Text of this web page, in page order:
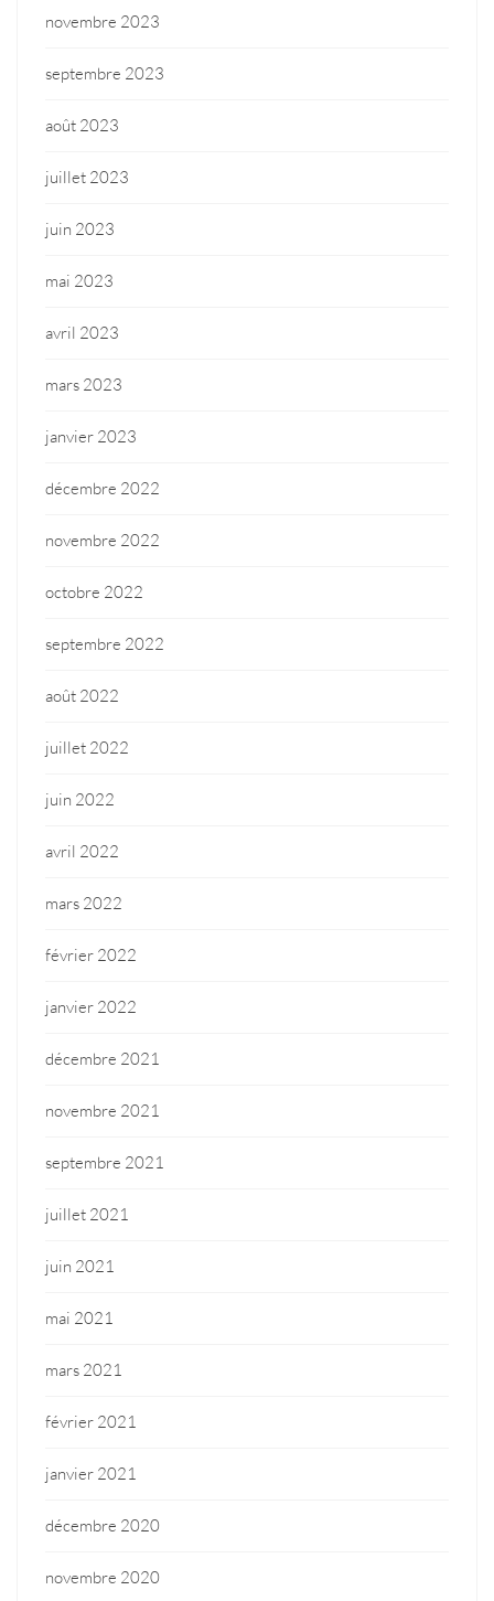
novembre 2023
septembre 2023
août 2023
juillet 2023
juin 2023
mai 2023
avril 2023
mars 2023
janvier 2023
décembre 2022
novembre 2022
octobre 2022
septembre 2022
août 2022
juillet 2022
juin 2022
avril 2022
mars 2022
février 2022
janvier 2022
décembre 2021
novembre 2021
septembre 2021
juillet 2021
juin 2021
mai 2021
mars 2021
février 2021
janvier 2021
décembre 2020
novembre 2020